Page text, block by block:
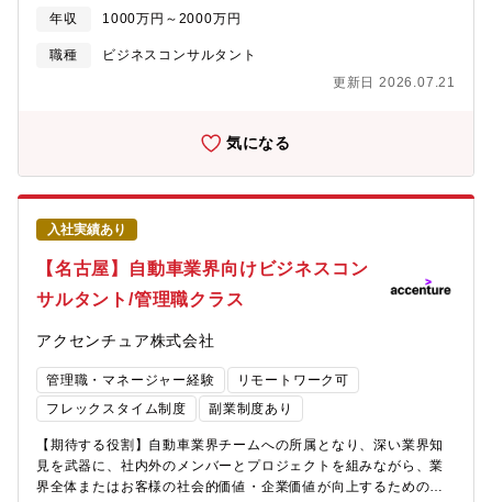
援しています。■法的分離後の経営管理/収益性管理■デジタル・ト
ランスフォーメーション■海外投資を含む新規ビジネス創出■エネ
ルギーポートフォリオマネージメント■カスタマーオペレーション
ル策定支援■海外発電事業投資支援■コールセンター変革支援■顧客
の魅力】グローバルネットワークとテクノロジーの強みを活かし
て最新かつ先進的な案件を扱っています。発電、送配電、エネル
ギー小売、マーケティング、人事・経理などすべての事業領域に
おいて、デジタルの力でクライアントのビジネスゴールの達成支
援を行うため、幅広い経験を積むことができ、市場価値が高まり
ます。
年収 1000万円～2000万円
職種
ビジネスコンサルタント
更新日 2026.07.21
気になる
入社実績あり
【名古屋】自動車業界向けビジネスコン
サルタント/管理職クラス
アクセンチュア株式会社
管理職・マネージャー経験
リモートワーク可
フレックスタイム制度
副業制度あり
【期待する役割】自動車業界チームへの所属となり、深い業界知
見を武器に、社内外のメンバーとプロジェクトを組みながら、業
界全体またはお客様の社会的価値・企業価値が向上するためのプ